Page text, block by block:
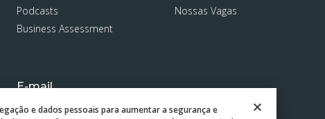
Podcasts
Business Assessment
Nossas Vagas
E-mail
e dados pessoais para aumentar a segurança e